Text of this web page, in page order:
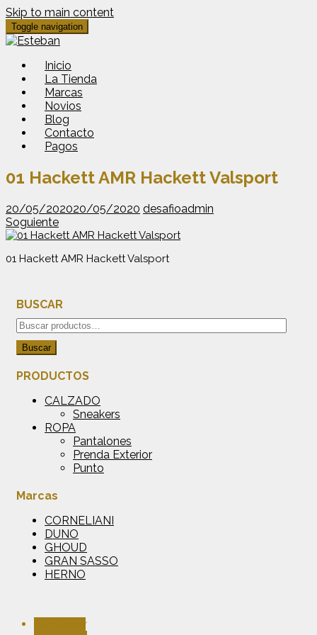
Skip to main content
Toggle navigation
Inicio
La Tienda
Marcas
Novios
Blog
Contacto
Pagos
01 Hackett AMR Hackett Valsport
20/05/202020/05/2020 desafioadmin
Soguiente
01 Hackett AMR Hackett Valsport
BUSCAR
Buscar
por:
Buscar
PRODUCTOS
CALZADO
Sneakers
ROPA
Pantalones
Prenda Exterior
Punto
Marcas
CORNELIANI
DUNO
GHOUD
GRAN SASSO
HERNO